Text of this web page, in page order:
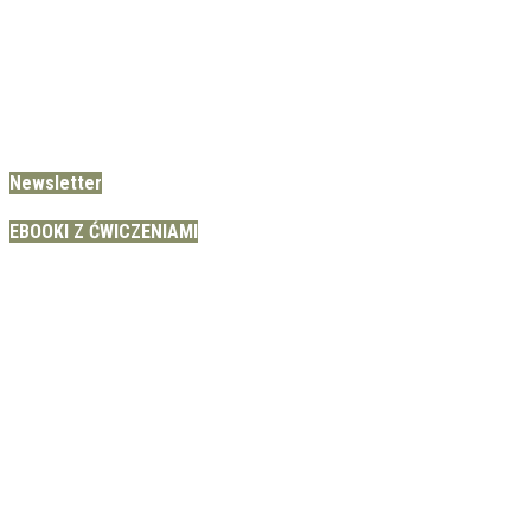
Newsletter
EBOOKI Z ĆWICZENIAMI